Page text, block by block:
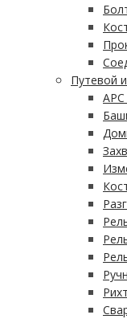
Путевой
АРС